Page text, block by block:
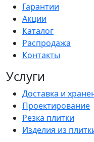
Гарантии
Акции
Каталог
Распродажа
Контакты
Услуги
Доставка и
Проектирование
Резка плитки
Изделия из